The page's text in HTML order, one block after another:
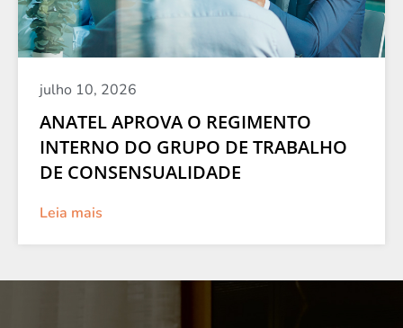
julho 10, 2026
ANATEL APROVA O REGIMENTO
INTERNO DO GRUPO DE TRABALHO
DE CONSENSUALIDADE
Leia mais